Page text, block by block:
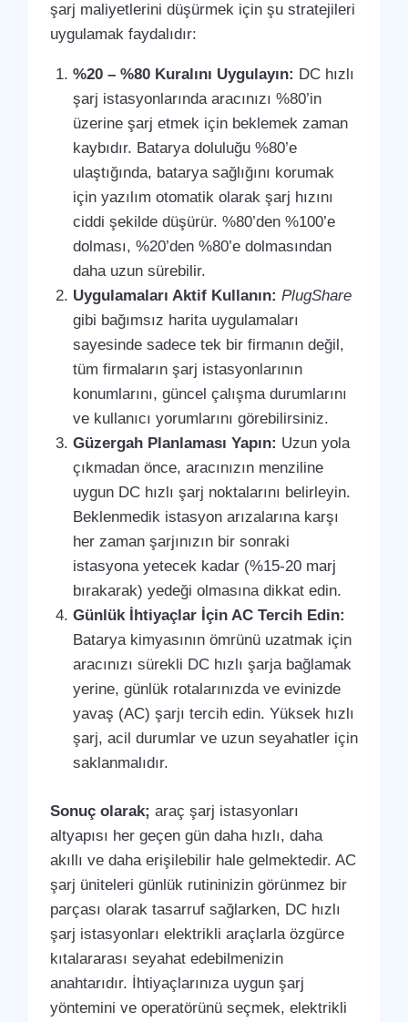
şarj maliyetlerini düşürmek için şu stratejileri
uygulamak faydalıdır:
%20 – %80 Kuralını Uygulayın: DC hızlı
şarj istasyonlarında aracınızı %80’in
üzerine şarj etmek için beklemek zaman
kaybıdır. Batarya doluluğu %80’e
ulaştığında, batarya sağlığını korumak
için yazılım otomatik olarak şarj hızını
ciddi şekilde düşürür. %80’den %100’e
dolması, %20’den %80’e dolmasından
daha uzun sürebilir.
Uygulamaları Aktif Kullanın: PlugShare
gibi bağımsız harita uygulamaları
sayesinde sadece tek bir firmanın değil,
tüm firmaların şarj istasyonlarının
konumlarını, güncel çalışma durumlarını
ve kullanıcı yorumlarını görebilirsiniz.
Güzergah Planlaması Yapın: Uzun yola
çıkmadan önce, aracınızın menziline
uygun DC hızlı şarj noktalarını belirleyin.
Beklenmedik istasyon arızalarına karşı
her zaman şarjınızın bir sonraki
istasyona yetecek kadar (%15-20 marj
bırakarak) yedeği olmasına dikkat edin.
Günlük İhtiyaçlar İçin AC Tercih Edin:
Batarya kimyasının ömrünü uzatmak için
aracınızı sürekli DC hızlı şarja bağlamak
yerine, günlük rotalarınızda ve evinizde
yavaş (AC) şarjı tercih edin. Yüksek hızlı
şarj, acil durumlar ve uzun seyahatler için
saklanmalıdır.
Sonuç olarak; araç şarj istasyonları
altyapısı her geçen gün daha hızlı, daha
akıllı ve daha erişilebilir hale gelmektedir. AC
şarj üniteleri günlük rutininizin görünmez bir
parçası olarak tasarruf sağlarken, DC hızlı
şarj istasyonları elektrikli araçlarla özgürce
kıtalararası seyahat edebilmenizin
anahtarıdır. İhtiyaçlarınıza uygun şarj
yöntemini ve operatörünü seçmek, elektrikli